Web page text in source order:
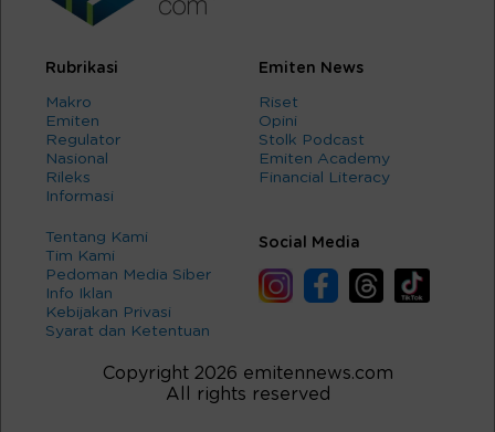
Rubrikasi
Makro
Emiten
Regulator
Nasional
Rileks
Informasi
Emiten News
Riset
Opini
Stolk Podcast
Emiten Academy
Financial Literacy
Tentang Kami
Tim Kami
Pedoman Media Siber
Info Iklan
Kebijakan Privasi
Syarat dan Ketentuan
Social Media
Copyright 2026 emitennews.com
All rights reserved